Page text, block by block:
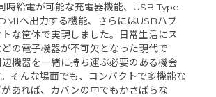
時給電が可能な充電器機能、USB Type-
へ出力する機能、さらにはUSBハブ
な筐体で実現しました。日常生活にス
の電子機器が不可欠となった現代で
機器を一緒に持ち運ぶ必要のある機会
そんな場面でも、コンパクトで多機能な
があれば、カバンの中でもかさばらな